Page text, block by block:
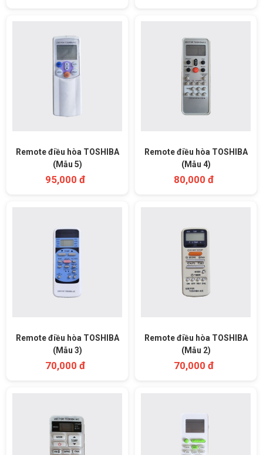
Remote điều hòa TOSHIBA
(Mẫu 5)
95,000 đ
Remote điều hòa TOSHIBA
(Mẫu 4)
80,000 đ
Remote điều hòa TOSHIBA
(Mẫu 3)
70,000 đ
Remote điều hòa TOSHIBA
(Mẫu 2)
70,000 đ